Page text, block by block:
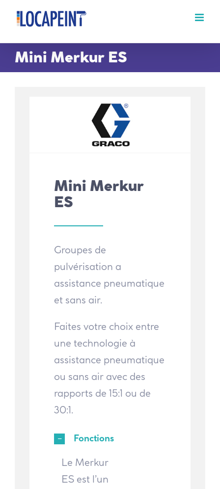
Passer
contenu
Mini Merkur ES
Mini Merkur
ES
Groupes de
pulvérisation a
assistance pneumatique
et sans air.
Faites votre choix entre
une technologie à
assistance pneumatique
ou sans air avec des
rapports de 15:1 ou de
30:1.
Fonctions
Le Merkur
ES est l’un